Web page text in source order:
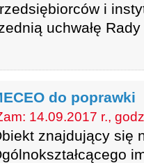
i
uchwałę
do poprawki
14.09.2017 r.,
znajdujący się